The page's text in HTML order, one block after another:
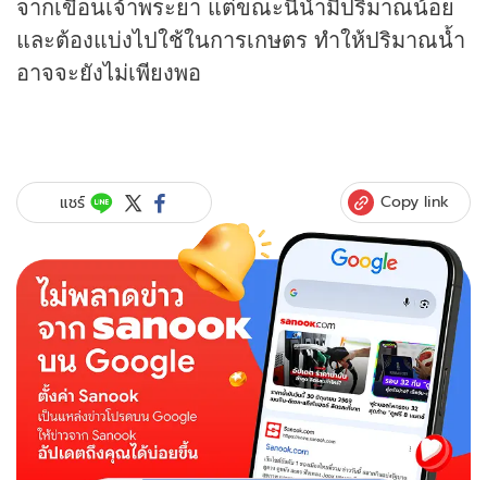
และต้องแบ่งไปใช้ในการเกษตร ทำให้ปริมาณน้ำ
อาจจะยังไม่เพียงพอ
แชร์ Copy link